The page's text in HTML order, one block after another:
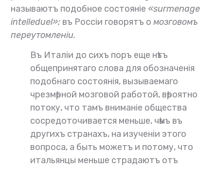
называютъ подобное состояніе «surmenage
intelleduel»; въ Россіи говорятъ омозговомъ
переутомленіи.
Въ Италіи до сихъ поръ еще нѣтъ
общепринятаго слова для обозначенія
подобнаго состоянія, вызываемаго
чрезмѣрной мозговой работой, вѣроятно
потоку, что тамъ вниманіе общества
сосредоточивается меньше, чѣмъ въ
другихъ странахъ, на изученіи этого
вопроса, а быть можетъ и потому, что
итальянцы меньше страдаютъ отъ